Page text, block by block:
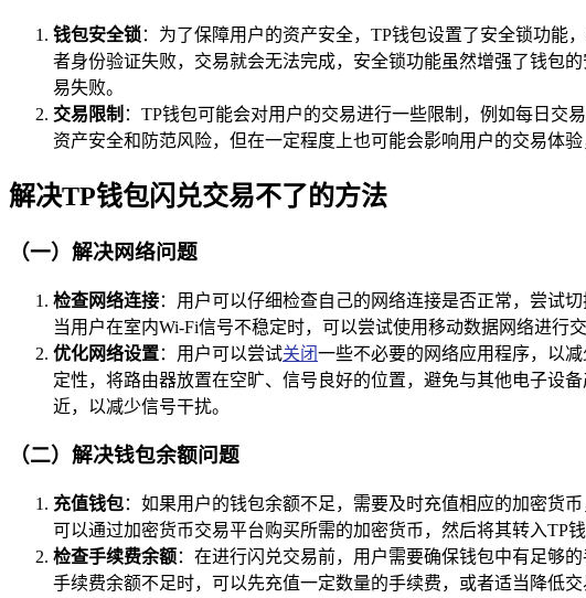
钱包安全锁 ：为了保障用户的资产安全，TP钱包设置了安全锁功能
者身份验证失败，交易就会无法完成，安全锁功能虽然增强了钱包
易失败。
交易限制 ：TP钱包可能会对用户的交易进行一些限制，例如每日交
资产安全和防范风险，但在一定程度上也可能会影响用户的交易体
解决TP钱包闪兑交易不了的方法
（一）解决网络问题
检查网络连接：用户可以仔细检查自己的网络连接是否正常，尝试
当用户在室内Wi-Fi信号不稳定时，可以尝试使用移动数据网络进行
优化网络设置：用户可以尝试关闭一些不必要的网络应用程序，以
定性，将路由器放置在空旷、信号良好的位置，避免与其他电子设
近，以减少信号干扰。
（二）解决钱包余额问题
充值钱包：如果用户的钱包余额不足，需要及时充值相应的加密货
可以通过加密货币交易平台购买所需的加密货币，然后将其转入TP
检查手续费余额：在进行闪兑交易前，用户需要确保钱包中有足够
手续费余额不足时，可以先充值一定数量的手续费，或者适当降低